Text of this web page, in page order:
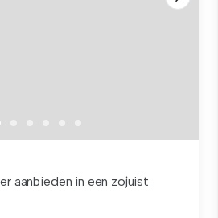
aanbieden in een zojuist